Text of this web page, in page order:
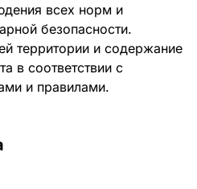
всех норм и
безопасности.
территории и содержание
в соответствии с
и правилами.